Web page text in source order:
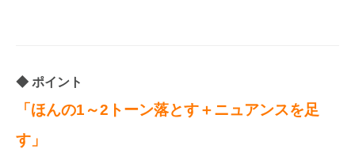
ポイント
「ほんの1～2トーン落とす＋ニュアンスを足
す」